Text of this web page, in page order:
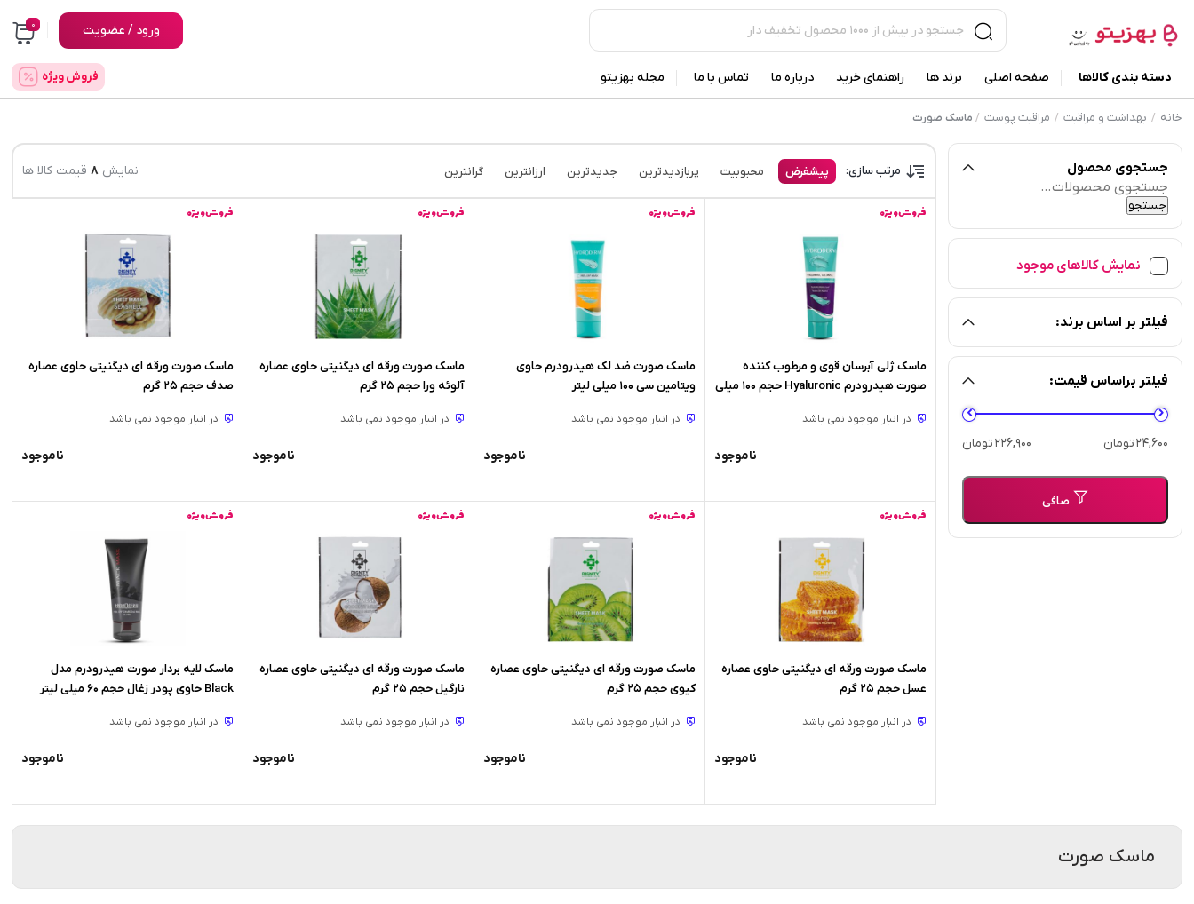
ورود / عضویت 0
دسته بندی کالاها صفحه اصلی برند ها راهنمای خرید درباره ما تماس با ما مجله بهزیتو فروش ویژه
خانه / بهداشت و مراقبت / مراقبت پوست / ماسک صورت
جستجوی محصول
جستجو
برای:
جستجو
نمایش کالاهای موجود
فیلتر بر اساس برند:
فیلتر براساس قیمت:
حداقل
حداكثر
صافی
24,600 تومان 226,900 تومان
مرتب سازی: پیشفرض محبوبیت پربازدیدترین جدیدترین ارزانترین گرانترین نمایش 8 قیمت کالا ها
فروش ویژه
ماسک ژلی آبرسان قوی و مرطوب کننده
صورت هیدرودرم Hyaluronic حجم 100 میلی
در انبار موجود نمی باشد
ناموجود
فروش ویژه
ماسک صورت ضد لک هیدرودرم حاوی
ویتامین سی 100 میلی لیتر
در انبار موجود نمی باشد
ناموجود
فروش ویژه
ماسک صورت ورقه ای دیگنیتی حاوی عصاره
آلوئه ورا حجم 25 گرم
در انبار موجود نمی باشد
ناموجود
فروش ویژه
ماسک صورت ورقه ای دیگنیتی حاوی عصاره
صدف حجم 25 گرم
در انبار موجود نمی باشد
ناموجود
فروش ویژه
ماسک صورت ورقه ای دیگنیتی حاوی عصاره
عسل حجم 25 گرم
در انبار موجود نمی باشد
ناموجود
فروش ویژه
ماسک صورت ورقه ای دیگنیتی حاوی عصاره
کیوی حجم 25 گرم
در انبار موجود نمی باشد
ناموجود
فروش ویژه
ماسک صورت ورقه ای دیگنیتی حاوی عصاره
نارگیل حجم 25 گرم
در انبار موجود نمی باشد
ناموجود
فروش ویژه
ماسک لایه بردار صورت هیدرودرم مدل
Black حاوی پودر زغال حجم 60 میلی لیتر
در انبار موجود نمی باشد
ناموجود
ماسک صورت